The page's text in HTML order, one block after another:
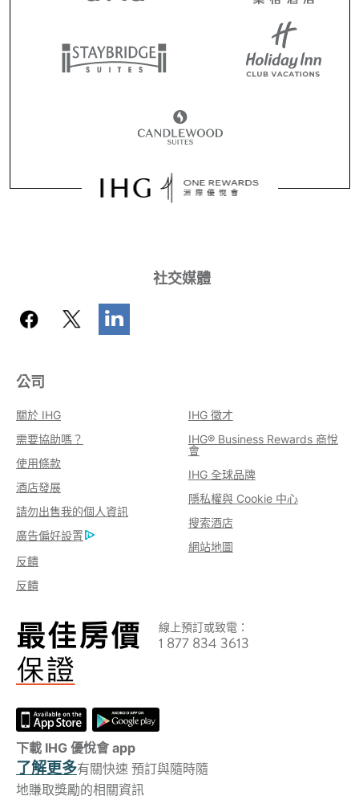
社交媒體
公司
關於 IHG
IHG 徵才
需要協助嗎？
IHG® Business Rewards 商悅
會
使用條款
IHG 全球品牌
酒店發展
隱私權與 Cookie 中心
請勿出售我的個人資訊
搜索酒店
廣告偏好設置
網站地圖
反饋
反饋
線上預訂或致電：
1 877 834 3613
下載 IHG 優悅會 app
了解更多有關快速 預訂與隨時隨
地賺取獎勵的相關資訊